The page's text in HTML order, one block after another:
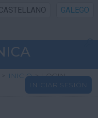
GALEGO
PÚBLICA
> INICIO > LOGIN
INICIAR SESIÓN